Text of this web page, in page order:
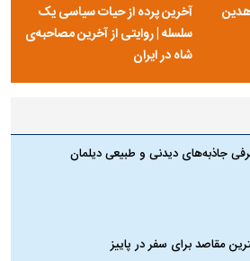
آخرین پرده از حیات سیاسی یک
سلسله | روایتی از آخرین مصاحبه‌ی
شاه در ایران
جاذبه‌های دیدنی و طبیعی دیلمان
مقاصد برای سفر در پاییز